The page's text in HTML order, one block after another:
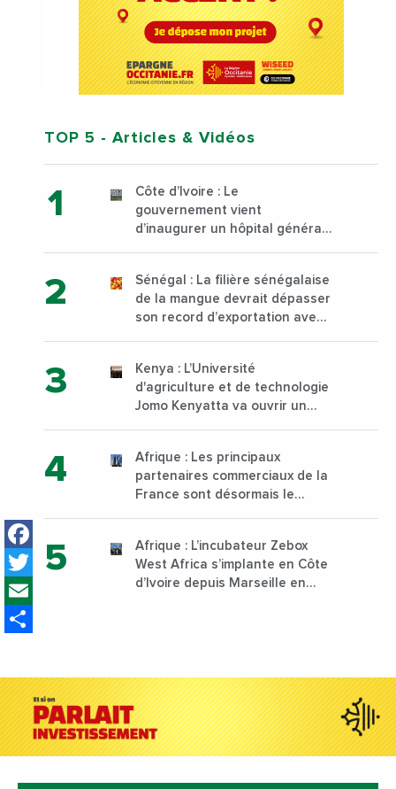
Facebook
Twitter
TOP 5 - Articles & Vidéos
Côte d’Ivoire : Le
gouvernement vient
d’inaugurer un hôpital général
Sénégal : La filière sénégalaise
de la mangue devrait dépasser
son record d’exportation avec
Kenya : L’Université
d'agriculture et de technologie
Jomo Kenyatta va ouvrir un
sur son campus de Karen à
Nairobi dès janvier 2023
Afrique : Les principaux
partenaires commerciaux de la
France sont désormais le
Afrique : L’incubateur Zebox
West Africa s’implante en Côte
d’Ivoire depuis Marseille en